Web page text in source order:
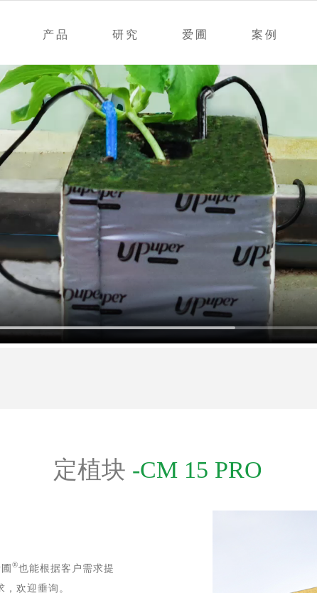
产品 研究 爱圃 案例
定植块 -CM 15 PRO
®也能根据客户需求提
欢迎垂询。